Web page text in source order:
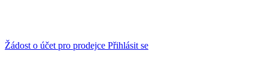
Žádost o účet pro prodejce Přihlásit se